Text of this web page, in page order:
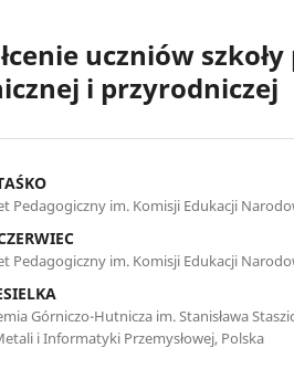
uczniów
i przyrodniczej
Pedagogiczny im. Komisji Edukacji
Pedagogiczny im. Komisji Edukacji
Górniczo-Hutnicza im. Stanisława
i Informatyki Przemysłowej, Polska